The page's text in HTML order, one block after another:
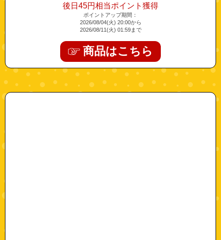
後日45円相当ポイント獲得
ポイントアップ期間：
2026/08/04(火) 20:00から
2026/08/11(火) 01:59まで
商品はこちら
"pula-kabanoanatake-otameshi"